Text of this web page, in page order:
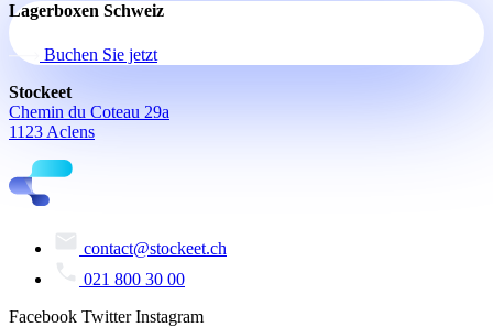
Lagerboxen Schweiz
Buchen Sie jetzt
Stockeet
Chemin du Coteau 29a
1123 Aclens
contact@stockeet.ch
021 800 30 00
Facebook Twitter Instagram